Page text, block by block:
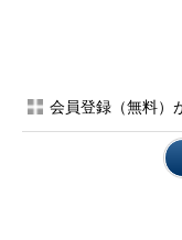
1）。企業によっては
ProPlusを実行してい
会員登録（無料）